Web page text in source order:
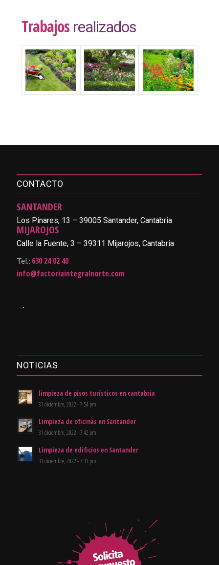
Trabajosrealizados
CONTACTO
SANTANDER
Los Pinares, 13 – 39005 Santander, Cantabria
MIJAROJOS
Calle la Fuente, 3 – 39311 Mijarojos, Cantabria
Tel.: 630 24 02 40
info@factoriaintegralnorte.com
NOTICIAS
limpieza de pisos turísticos en cantabria
31 diciembre, 2022 - 7:54 pm
Limpieza de oficinas en Santander
31 diciembre, 2022 - 7:42 pm
Limpieza de edificios en Santander
31 diciembre, 2022 - 7:31 pm